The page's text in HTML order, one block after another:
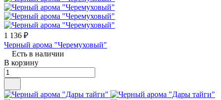
1 136 ₽
Черный арома "Черемуховый"
Есть в наличии
В корзину